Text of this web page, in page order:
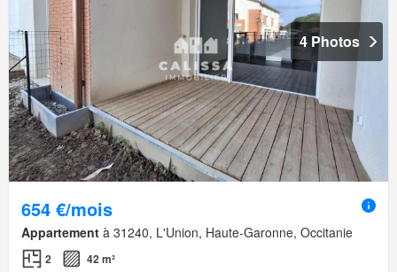
4 Photos
654 €/mois
Appartement à 31240, L'Union, Haute-Garonne, Occitanie
2 42 m²